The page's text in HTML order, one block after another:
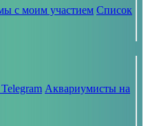
с моим участием Список
Аквариумисты на